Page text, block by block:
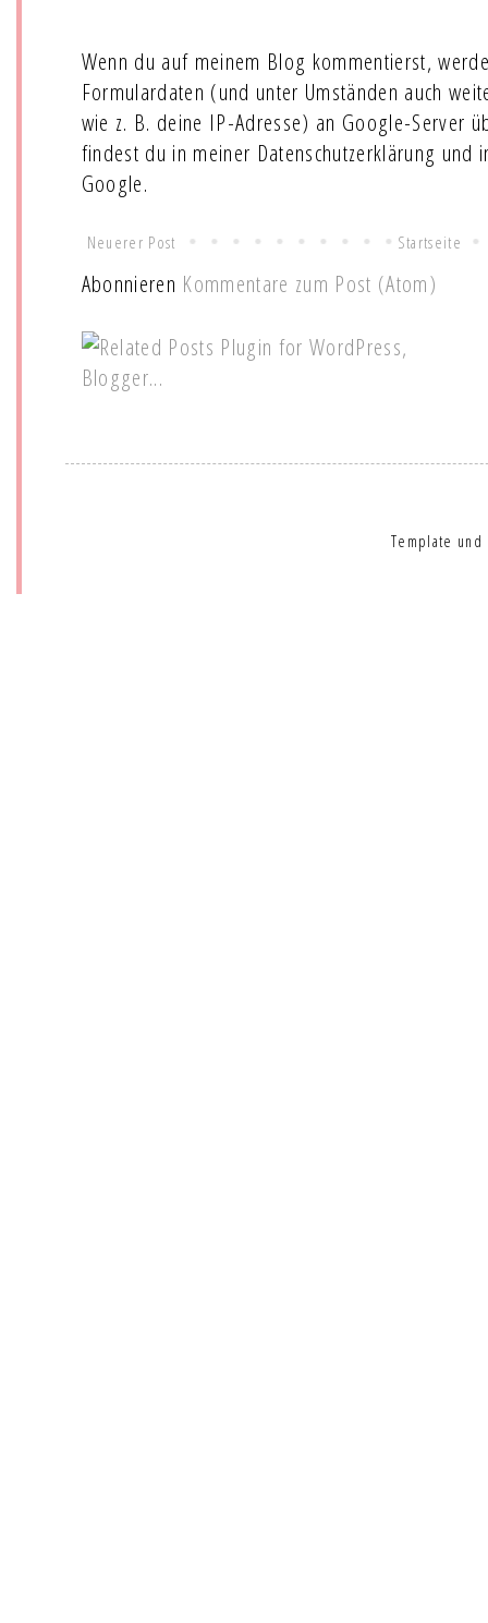
Wenn du auf meinem Blog kommentierst,
Formulardaten (und unter Umständen auch
wie z. B. deine IP-Adresse) an Google-Server
findest du in meiner Datenschutzerklärung und
Google.
Neuerer Post Startseite
Abonnieren Kommentare zum Post (Atom)
Template